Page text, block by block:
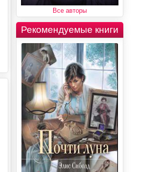
Все авторы
Рекомендуемые книги